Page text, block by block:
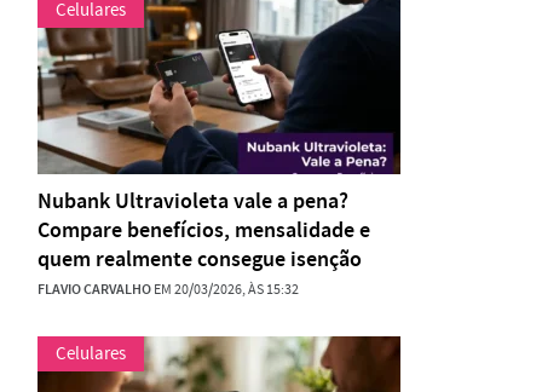
Celulares
Nubank Ultravioleta vale a pena?
Compare benefícios, mensalidade e
quem realmente consegue isenção
FLAVIO CARVALHOEM 20/03/2026, ÀS 15:32
Celulares